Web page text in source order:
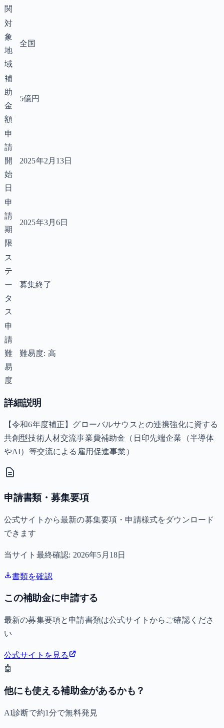
関
対
象
地
域
全国
補
助
金
額
5億円
申
請
開
始
日
2025年2月13日
申
請
期
限
2025年3月6日
ス
テ
ー
タ
ス
募集終了
申
請
難
易
度
難易度: 高
詳細説明
【令和6年度補正】グローバルサウスとの連携強化に資する
共創型技術人材交流事業費補助金（日印先端企業（半導体
やAI）等交流による雇用促進事業）
申請書類・募集要項
公式サイトから最新の募集要項・申請様式をダウンロード
できます
当サイト最終確認: 2026年5月18日
書類を確認
この補助金に申請する
最新の募集要項と申請書類は公式サイトからご確認くださ
い
公式サイトを見る
🤖
他にも使える補助金があるかも？
AI診断で約1分で無料発見